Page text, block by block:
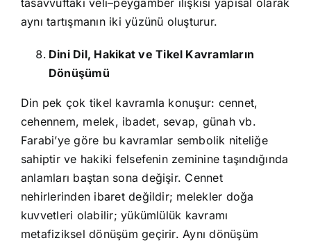
tasavvuftaki veli–peygamber ilişkisi yapısal olarak
aynı tartışmanın iki yüzünü oluşturur.
Dini Dil, Hakikat ve Tikel Kavramların
Dönüşümü
Din pek çok tikel kavramla konuşur: cennet,
cehennem, melek, ibadet, sevap, günah vb.
Farabi’ye göre bu kavramlar sembolik niteliğe
sahiptir ve hakiki felsefenin zeminine taşındığında
anlamları baştan sona değişir. Cennet
nehirlerinden ibaret değildir; melekler doğa
kuvvetleri olabilir; yükümlülük kavramı
metafiziksel dönüşüm geçirir. Aynı dönüşüm